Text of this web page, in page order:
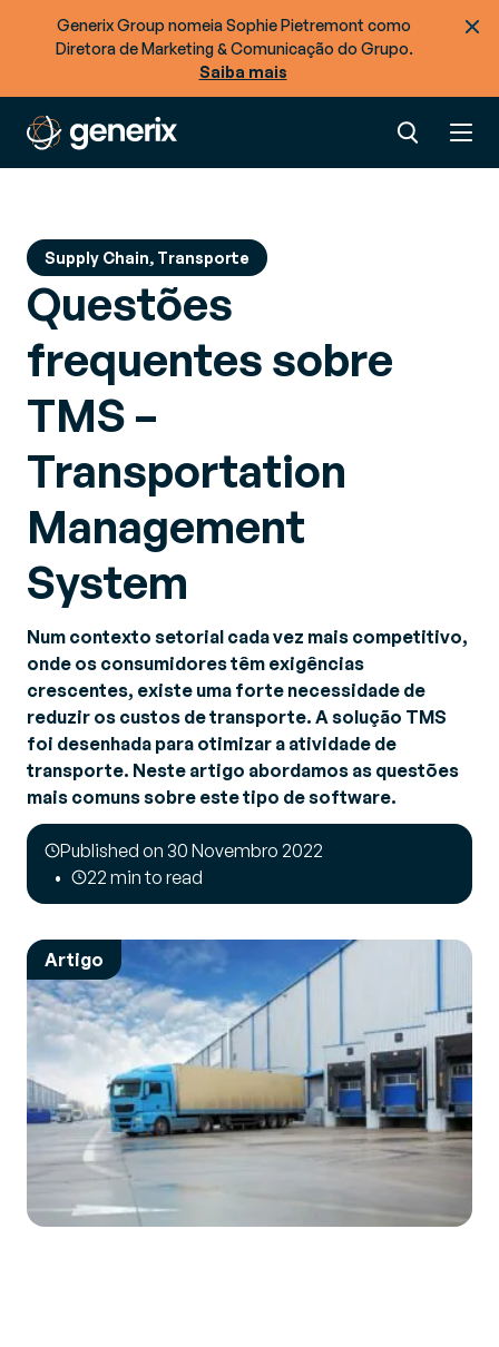
Generix Group nomeia Sophie Pietremont como
Diretora de Marketing & Comunicação do Grupo.
Saiba mais
Supply Chain, Transporte
Questões
frequentes sobre
TMS –
Transportation
Management
System
Num contexto setorial cada vez mais competitivo,
onde os consumidores têm exigências
crescentes, existe uma forte necessidade de
reduzir os custos de transporte. A solução TMS
foi desenhada para otimizar a atividade de
transporte. Neste artigo abordamos as questões
mais comuns sobre este tipo de software.
Published on 30 Novembro 2022
22 min to read
Artigo
SUMMARY
Procurar mais recursos
Pronto para otimizar o fluxo de mercadorias +
dados na sua cadeia de abastecimento?